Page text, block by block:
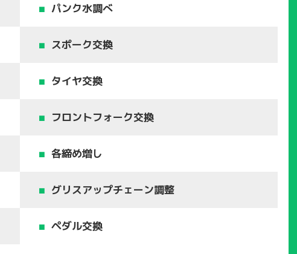
パンク水調べ
スポーク交換
タイヤ交換
フロントフォーク交換
各締め増し
グリスアップチェーン調整
ペダル交換